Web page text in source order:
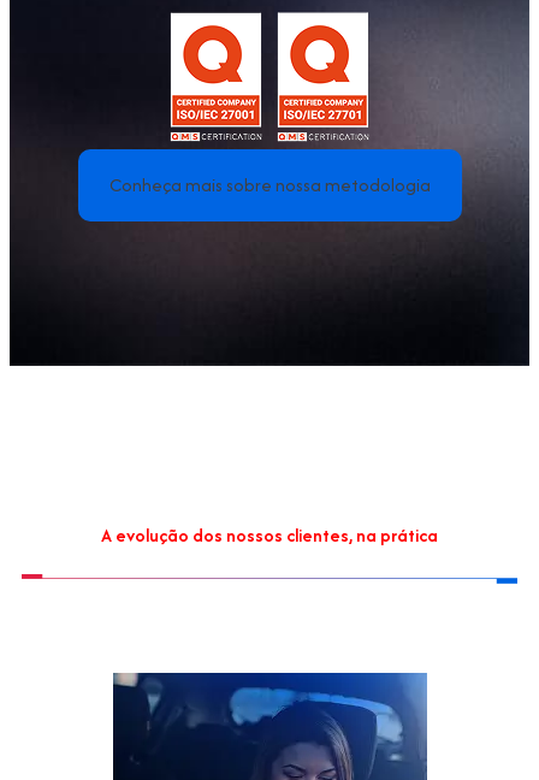
Conheça mais sobre nossa metodologia
A evolução dos nossos clientes, na prática